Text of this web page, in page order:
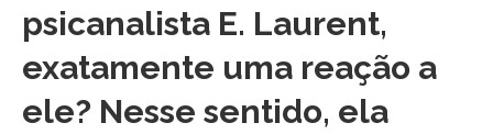
psicanalista E. Laurent,
exatamente uma reação a
ele? Nesse sentido, ela